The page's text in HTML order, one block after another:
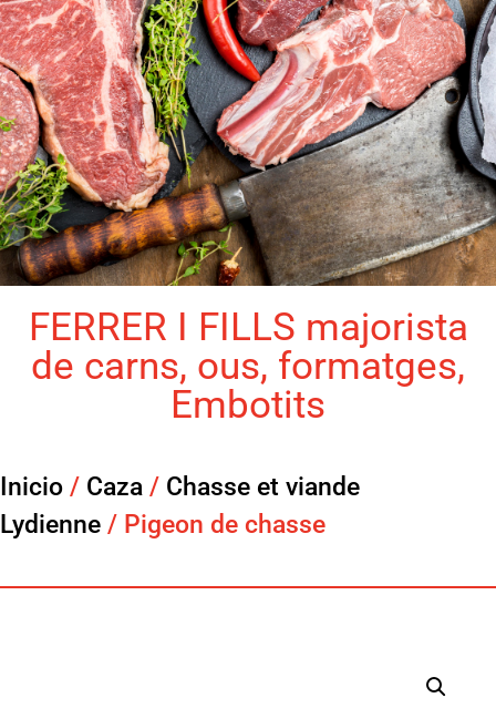
FERRER I FILLS majorista
de carns, ous, formatges,
Embotits
Inicio / Caza / Chasse et viande
Lydienne / Pigeon de chasse